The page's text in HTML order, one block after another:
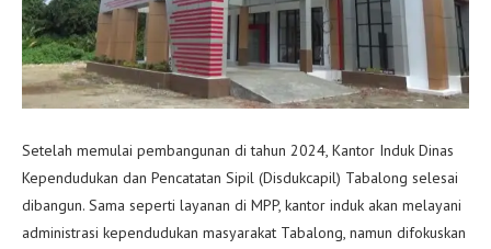
Setelah memulai pembangunan di tahun 2024, Kantor Induk Dinas
Kependudukan dan Pencatatan Sipil (Disdukcapil) Tabalong selesai
dibangun. Sama seperti layanan di MPP, kantor induk akan melayani
administrasi kependudukan masyarakat Tabalong, namun difokuskan